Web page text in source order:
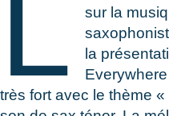
L
sur la
la
très fort avec le thème